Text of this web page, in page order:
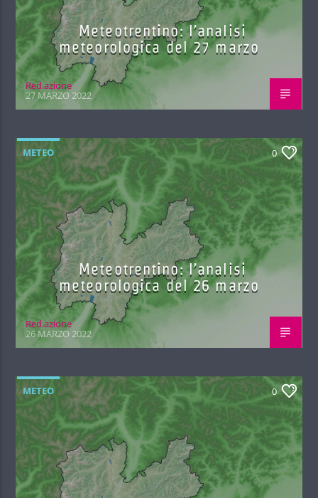
Meteotrentino: l’analisi
meteorologica del 27 marzo
Red.azione
27 MARZO 2022
METEO 0
Meteotrentino: l’analisi
meteorologica del 26 marzo
Red.azione
26 MARZO 2022
METEO 0